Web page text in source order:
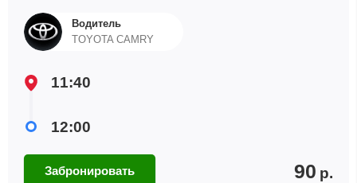
Водитель
TOYOTA CAMRY
11:40
12:00
Забронировать 90 р.